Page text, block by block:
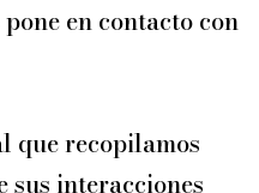
en contacto con
que recopilamos
sus interacciones